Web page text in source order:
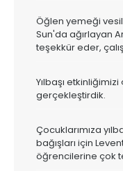
Öğlen yemeği
Sun'da ağırlayan
teşekkür eder,
Yılbaşı
gerçekleştirdik.
Çocuklarımıza
bağışları için
öğrencilerine çok